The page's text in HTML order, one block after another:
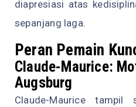
diapresiasi atas
sepanjang laga.
Peran Pemain
Claude-Maurice:
Augsburg
Claude-Maurice tampil